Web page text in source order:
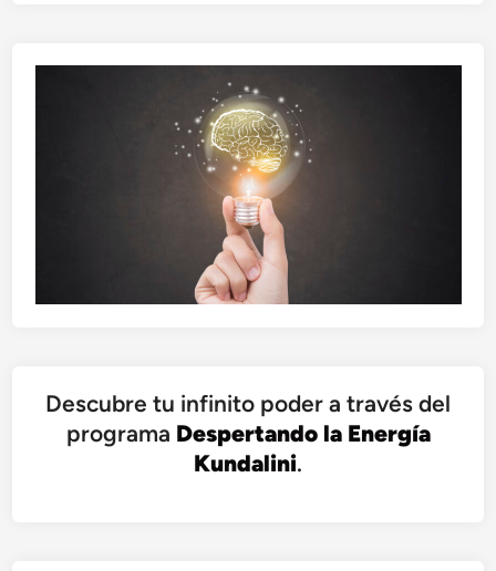
Descubre tu infinito poder a través del
programa Despertando la Energía
Kundalini.